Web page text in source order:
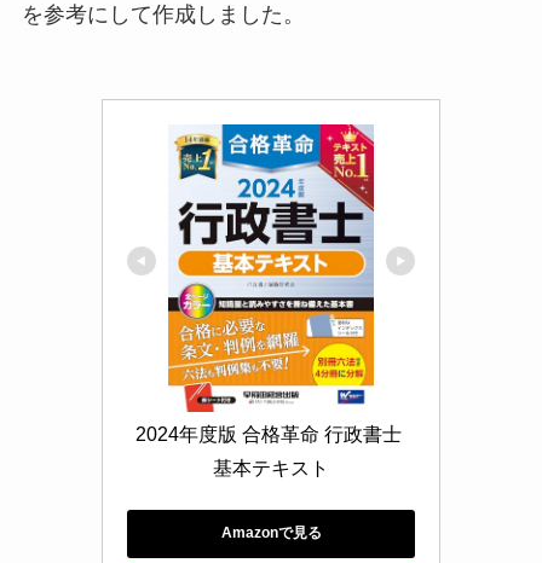
を参考にして作成しました。
2024年度版 合格革命 行政書士
基本テキスト
Amazonで見る